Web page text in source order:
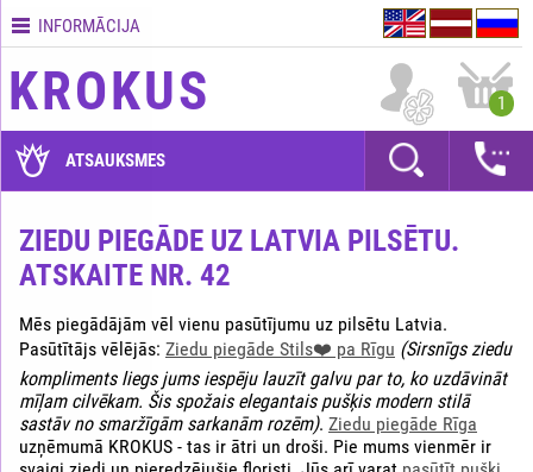
Kontakti
Piegādes
GARANTIJAS
apmaksāt?
Kā
pasūtījumu?
INFORMĀCIJA
KROKUS 1
ATSAUKSMES
ZIEDU PIEGĀDE UZ LATVIA PILSĒTU.
ATSKAITE NR. 42
Mēs piegādājām vēl vienu pasūtījumu uz pilsētu Latvia.
Pasūtītājs vēlējās: Ziedu piegāde Stils❤️ pa Rīgu (Sirsnīgs ziedu
kompliments liegs jums iespēju lauzīt galvu par to, ko uzdāvināt
mīļam cilvēkam. Šis spožais elegantais pušķis modern stilā
sastāv no smaržīgām sarkanām rozēm). Ziedu piegāde Rīga
uzņēmumā KROKUS - tas ir ātri un droši. Pie mums vienmēr ir